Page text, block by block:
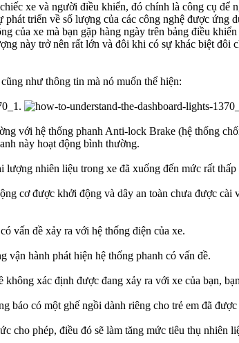
xe và người điều khiển, đó chính là công cụ để
triển về số lượng của các công nghệ được ứng
của xe mà bạn gặp hàng ngày trên bảng điều
này trở nên rất lớn và đôi khi có sự khác biệt đôi
như thông tin mà nó muốn thể hiện:
với hệ thống phanh Anti-lock Brake (hệ thống
này hoạt động bình thường.
nhiên liệu trong xe đã xuống đến mức rất thấp
cơ được khởi động và dây an toàn chưa được
vấn đề xảy ra với hệ thống điện của xe.
vận hành phát hiện hệ thống phanh có vấn đề.
xác định được đang xảy ra với xe của bạn,
báo có một ghế ngồi dành riêng cho trẻ em đã
cho phép, điều đó sẽ làm tăng mức tiêu thụ nhiên